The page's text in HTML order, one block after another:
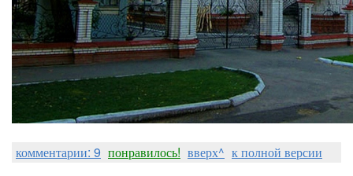
комментарии: 9 понравилось! вверх^ к полной версии